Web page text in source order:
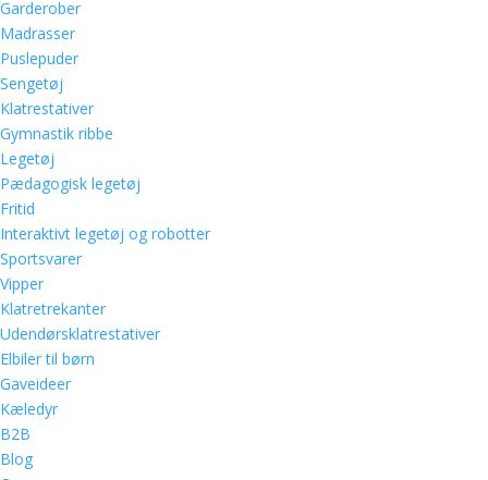
Garderober
Madrasser
Puslepuder
Sengetøj
Klatrestativer
Gymnastik ribbe
Legetøj
Pædagogisk legetøj
Fritid
Interaktivt legetøj og robotter
Sportsvarer
Vipper
Klatretrekanter
Udendørsklatrestativer
Elbiler til børn
Gaveideer
Kæledyr
B2B
Blog